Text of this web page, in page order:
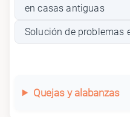
en casas antiguas
Solución de problemas
Quejas y alabanzas